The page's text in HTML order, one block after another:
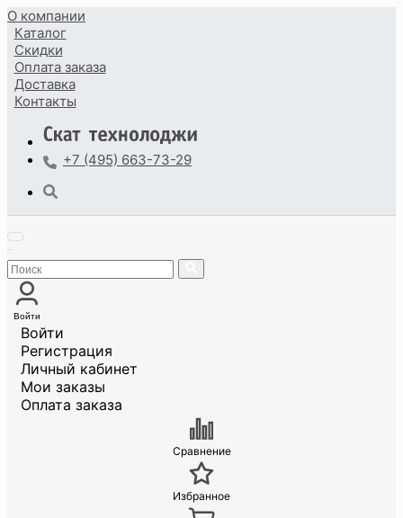
О компании
Каталог
Скидки
Оплата заказа
Доставка
Контакты
+7 (495) 663-73-29
Войти
Войти
Регистрация
Личный кабинет
Мои заказы
Оплата заказа
Сравнение
Избранное